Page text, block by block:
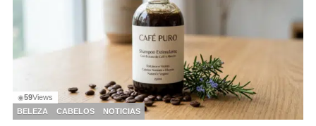
◉59Views
BELEZA
CABELOS NOTICIAS